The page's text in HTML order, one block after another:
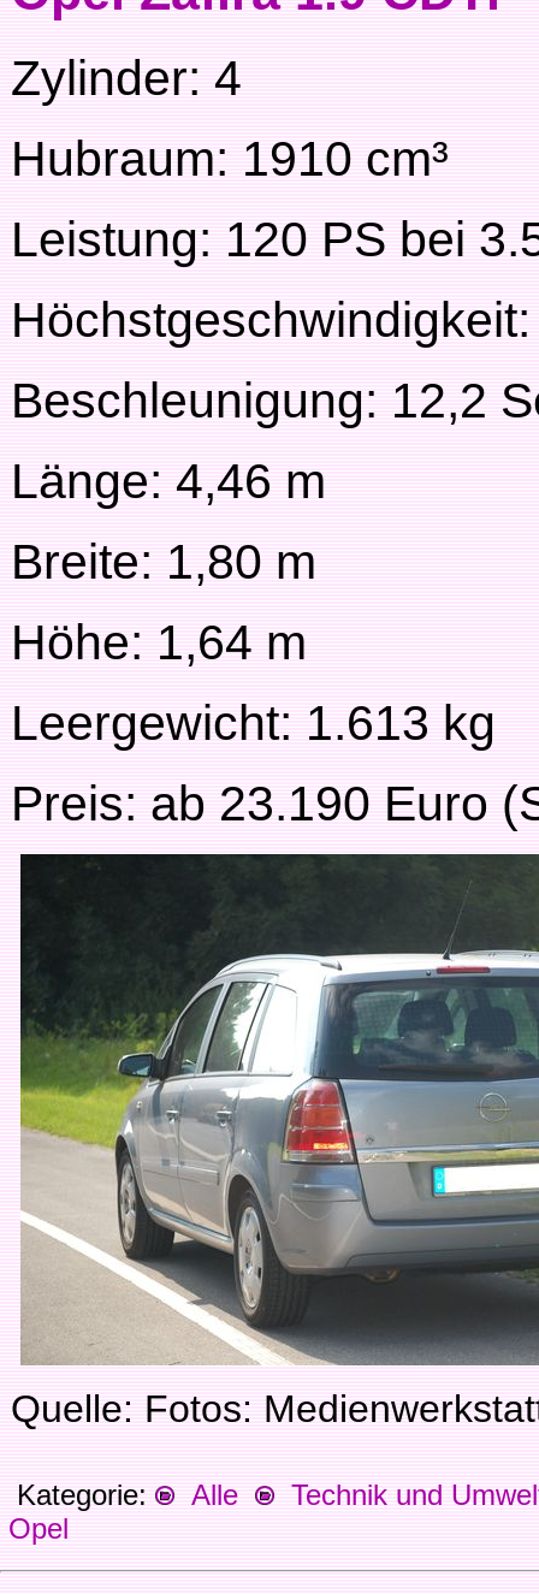
Zylinder: 4
Hubraum: 1910 cm³
Leistung: 120 PS bei
Beschleunigung: 12,2
Länge: 4,46 m
Breite: 1,80 m
Höhe: 1,64 m
Leergewicht: 1.613 kg
Preis: ab 23.190 Euro
Quelle: Fotos:
Kategorie: Alle
Technik und
Opel